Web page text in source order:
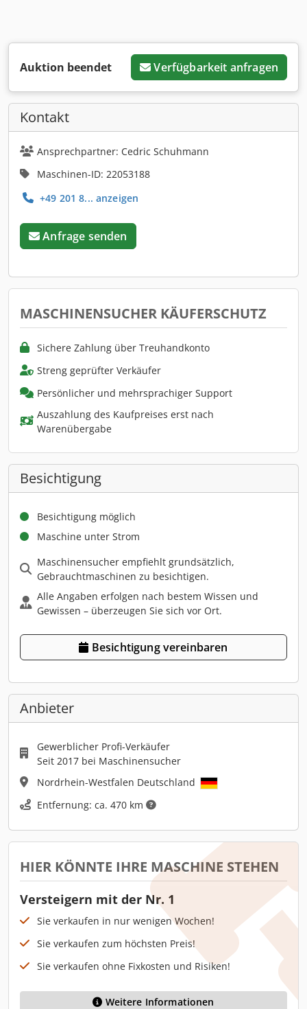
Auktion beendet Verfügbarkeit anfragen
Kontakt
Ansprechpartner: Cedric Schuhmann
Maschinen-ID: 22053188
+49 201 8... anzeigen
Anfrage senden
MASCHINENSUCHER KÄUFERSCHUTZ
Sichere Zahlung über Treuhandkonto
Streng geprüfter Verkäufer
Persönlicher und mehrsprachiger Support
Auszahlung des Kaufpreises erst nach
Warenübergabe
Besichtigung
Besichtigung möglich
Maschine unter Strom
Maschinensucher empfiehlt grundsätzlich,
Gebrauchtmaschinen zu besichtigen.
Alle Angaben erfolgen nach bestem Wissen und
Gewissen – überzeugen Sie sich vor Ort.
Besichtigung vereinbaren
Anbieter
Gewerblicher Profi-Verkäufer
Seit 2017 bei Maschinensucher
Nordrhein-Westfalen Deutschland
Entfernung: ca. 470 km
HIER KÖNNTE IHRE MASCHINE STEHEN
Versteigern mit der Nr. 1
Sie verkaufen in nur wenigen Wochen!
Sie verkaufen zum höchsten Preis!
Sie verkaufen ohne Fixkosten und Risiken!
Weitere Informationen